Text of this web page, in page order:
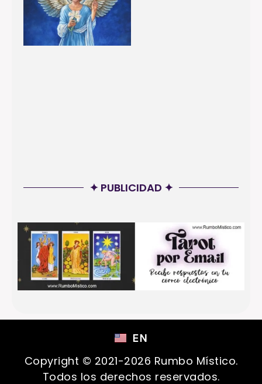
✦ PUBLICIDAD ✦
EN
Copyright © 2021-2026 Rumbo Místico.
Todos los derechos reservados.